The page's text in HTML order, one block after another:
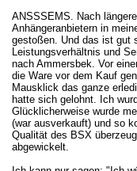
ANSSSEMS. Nach
Anhängeranbietern in
gestoßen. Und das ist gut
Leistungsverhältnis und
nach Ammersbek. Vor
die Ware vor dem Kauf
Mausklick das ganze
hatte sich gelohnt. Ich
Glücklicherweise wurde
(war ausverkauft) und so
Qualität des BSX
abgewickelt.